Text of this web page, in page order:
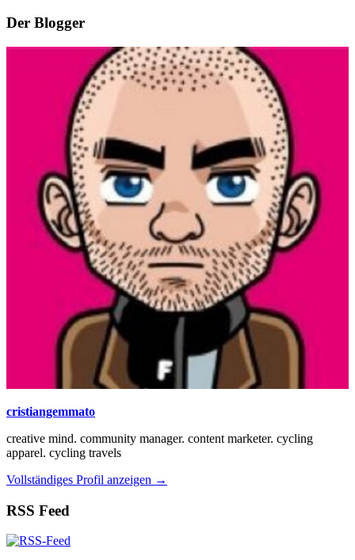
Der Blogger
cristiangemmato
creative mind. community manager. content marketer. cycling
apparel. cycling travels
Vollständiges Profil anzeigen →
RSS Feed